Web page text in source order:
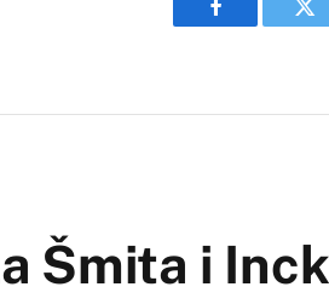
Facebook
Šmita i